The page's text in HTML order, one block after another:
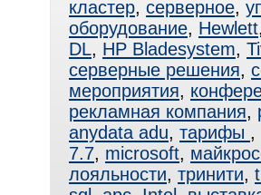
кластер, серверное,
оборудование, Hewlett
DL, HP Bladesystem,
серверные решения,
мероприятия,
рекламная компания,
anydata adu, тарифы ,
7.7, microsoft,
лояльности, тринити,